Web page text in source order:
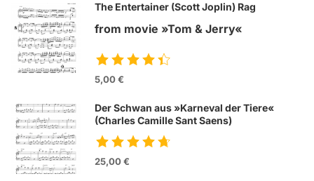
The Entertainer (Scott Joplin) Rag
from movie »Tom & Jerry«
5,00 €
Der Schwan aus »Karneval der Tiere«
(Charles Camille Sant Saens)
25,00 €